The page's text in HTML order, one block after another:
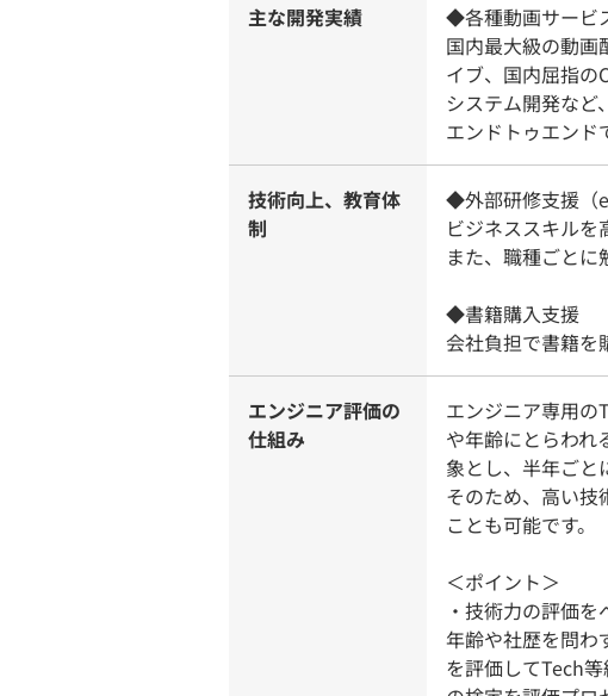
主な開発実績
◆各種動画サービ
国内最大級の動画
イブ、国内屈指の
システム開発など
エンドトゥエンド
技術向上、教育体
制
◆外部研修支援（e
ビジネススキルを
また、職種ごとに
◆書籍購入支援
会社負担で書籍を
エンジニア評価の
仕組み
エンジニア専用の
や年齢にとらわれ
象とし、半年ごと
そのため、高い技
ことも可能です。
＜ポイント＞
・技術力の評価
年齢や社歴を問わ
を評価してTech